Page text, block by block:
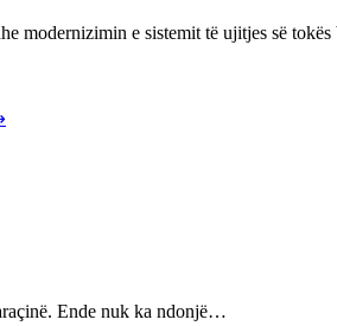
e sistemit të ujitjes së
Ende nuk ka ndonjë…